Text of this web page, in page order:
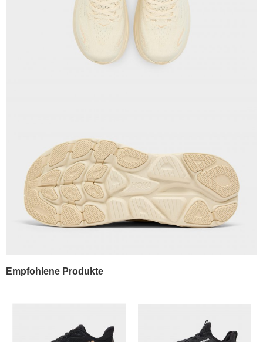
Empfohlene Produkte